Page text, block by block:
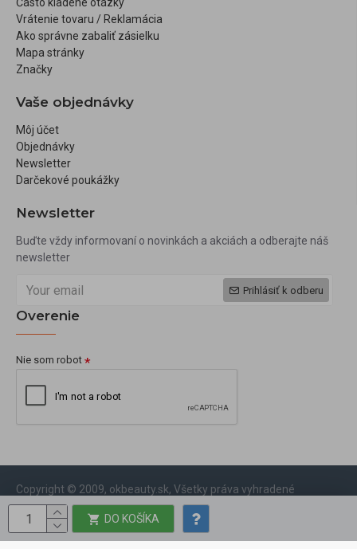
DO KOŠÍKA
Vrátenie tovaru / Reklamácia
Ako správne zabaliť zásielku
Mapa stránky
Značky
Vaše objednávky
Môj účet
Objednávky
Newsletter
Darčekové poukážky
Newsletter
Buďte vždy informovaní o novinkách a akciách a odberajte náš
newsletter
Prihlásiť k odberu
Overenie
Nie som robot
Copyright © 2009, okbeauty.sk, Všetky práva vyhradené